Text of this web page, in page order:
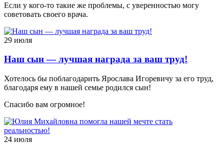
Если у кого-то такие же проблемы, с уверенностью могу
советовать своего врача.
29 июля
Наш сын — лучшая награда за ваш труд!
Хотелось бы поблагодарить Ярослава Игоревичу за его труд,
благодаря ему в нашей семье родился сын!
Спасибо вам огромное!
24 июля